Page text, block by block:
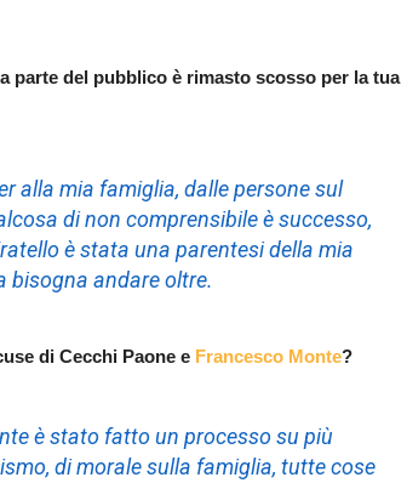
parte del pubblico è rimasto scosso per la tua
alla mia famiglia, dalle persone sul
di non comprensibile è successo,
è stata una parentesi della mia
bisogna andare oltre.
di Cecchi Paone e Francesco Monte?
è stato fatto un processo su più
di morale sulla famiglia, tutte cose